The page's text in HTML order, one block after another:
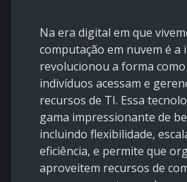
Na era digital em que
computação em nuvem é a
revolucionou a forma
indivíduos acessam e
recursos de TI. Essa
gama impressionante de
incluindo flexibilidade,
eficiência, e permite que
aproveitem recursos de